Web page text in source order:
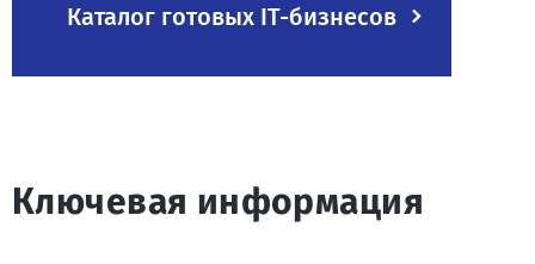
Каталог готовых IT-бизнесов
Ключевая информация